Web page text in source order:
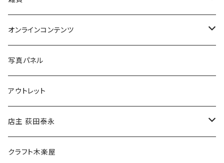
Tシャツ
バッグ
ブックカバー
マグカップ
傘
食料品
オンラインコンテンツ
冒険クロストーク
写真パネル
アウトレット
店主 荻田泰永
書籍
クラフト木楽屋